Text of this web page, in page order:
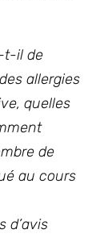
t-il de
allergies
quelles
de
au cours
d’avis